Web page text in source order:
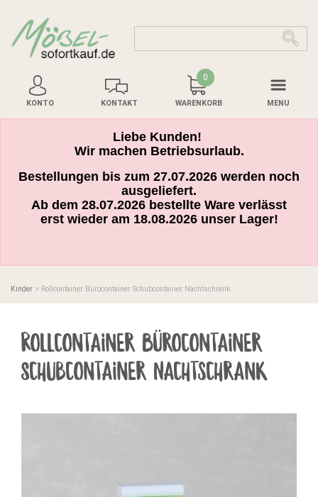
KONTO KONTAKT
0
WARENKORB MENU
Liebe Kunden!
Wir machen Betriebsurlaub.
Bestellungen bis zum 27.07.2026 werden noch
ausgeliefert.
Ab dem 28.07.2026 bestellte Ware verlässt
erst wieder am 18.08.2026 unser Lager!
Kinder > Rollcontainer Bürocontainer Schubcontainer Nachtschrank
Rollcontainer Bürocontainer
Schubcontainer Nachtschrank